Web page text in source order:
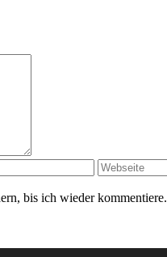
bis ich wieder kommentiere.